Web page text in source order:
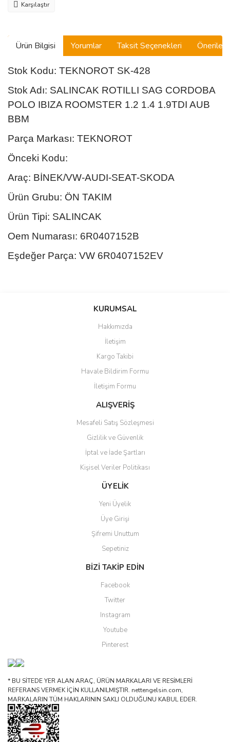
Karşılaştır
Ürün Bilgisi Yorumlar Taksit Seçenekleri
Stok Kodu: TEKNOROT SK-428
Stok Adı: SALINCAK ROTILLI SAG CORDOBA
POLO IBIZA ROOMSTER 1.2 1.4 1.9TDI AUB
BBM
Parça Markası: TEKNOROT
Önceki Kodu:
Araç: BİNEK/VW-AUDI-SEAT-SKODA
Ürün Grubu: ÖN TAKIM
Ürün Tipi: SALINCAK
Oem Numarası: 6R0407152B
Eşdeğer Parça: VW 6R0407152EV
Bu ürüne ilk yorumu siz yapın!
Yorum Yaz
Ürün resmi kalitesiz, bozuk veya görüntülenemiyor.
Ürün açıklamasında eksik bilgiler bulunuyor.
Ürün bilgilerinde hatalar bulunuyor.
Ürün fiyatı diğer sitelerden daha pahalı.
Bu ürüne benzer farklı alternatifler olmalı.
Gönder
KURUMSAL
Hakkımızda
İletişim
Kargo Takibi
Havale Bildirim Formu
İletişim Formu
ALIŞVERİŞ
Mesafeli Satış Sözleşmesi
Gizlilik ve Güvenlik
İptal ve İade Şartları
Kişisel Veriler Politikası
ÜYELİK
Yeni Üyelik
Üye Girişi
Şifremi Unuttum
Sepetiniz
BİZİ TAKİP EDİN
Facebook
Twitter
Instagram
Youtube
Pinterest
* BU SİTEDE YER ALAN ARAÇ, ÜRÜN MARKALARI VE RESİMLERİ
REFERANS VERMEK İÇİN KULLANILMIŞTIR. nettengelsin.com,
MARKALARIN TÜM HAKLARININ SAKLI OLDUĞUNU KABUL EDER.